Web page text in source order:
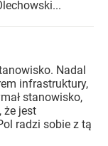
Nadal
infrastruktury,
stanowisko,
że jest
radzi sobie z tą